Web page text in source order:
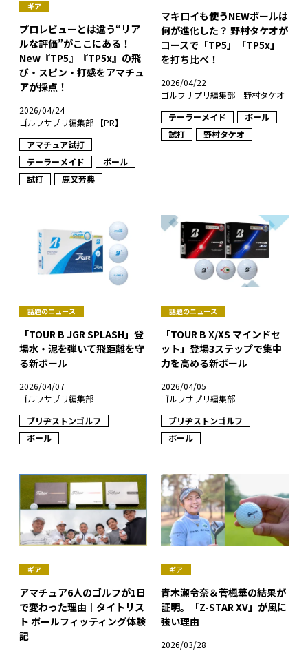
ギア
プロレビューとは違う“リア
ルな評価”がここにある！
New『TP5』『TP5x』の飛
び・スピン・打感をアマチュ
アが採点！
2026/04/24
ゴルフサプリ編集部 【PR】
アマチュア試打
テーラーメイド
ボール
試打
鹿又芳典
マキロイも使うNEWボールは
何が進化した？ 野村タケオが
コースで「TP5」「TP5x」
を打ち比べ！
2026/04/22
ゴルフサプリ編集部 野村タケオ
テーラーメイド
ボール
試打
野村タケオ
話題のニュース
「TOUR B JGR SPLASH」登
場水・泥を弾いて飛距離を守
る新ボール
2026/04/07
ゴルフサプリ編集部
ブリヂストンゴルフ
ボール
話題のニュース
「TOUR B X/XS マインドセ
ット」登場3ステップで集中
力を高める新ボール
2026/04/05
ゴルフサプリ編集部
ブリヂストンゴルフ
ボール
ギア
アマチュア6人のゴルフが1日
で変わった理由｜タイトリス
ト ボールフィッティング体験
記
ギア
青木瀬令奈＆菅楓華の結果が
証明。「Z-STAR XV」が風に
強い理由
2026/03/28